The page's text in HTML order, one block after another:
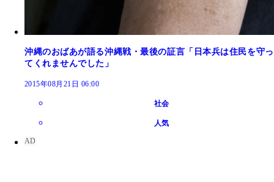
沖縄のおばあが語る沖縄戦・最後の証言「日本兵は住民を守っ
てくれませんでした」
2015年08月21日 06:00
社会
人気